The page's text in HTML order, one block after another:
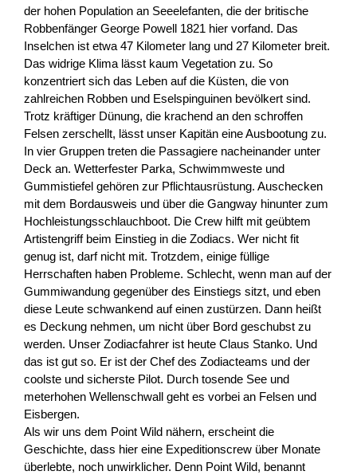
der hohen Population an Seeelefanten, die der britische
Robbenfänger George Powell 1821 hier vorfand. Das
Inselchen ist etwa 47 Kilometer lang und 27 Kilometer breit.
Das widrige Klima lässt kaum Vegetation zu. So
konzentriert sich das Leben auf die Küsten, die von
zahlreichen Robben und Eselspinguinen bevölkert sind.
Trotz kräftiger Dünung, die krachend an den schroffen
Felsen zerschellt, lässt unser Kapitän eine Ausbootung zu.
In vier Gruppen treten die Passagiere nacheinander unter
Deck an. Wetterfester Parka, Schwimmweste und
Gummistiefel gehören zur Pflichtausrüstung. Auschecken
mit dem Bordausweis und über die Gangway hinunter zum
Hochleistungsschlauchboot. Die Crew hilft mit geübtem
Artistengriff beim Einstieg in die Zodiacs. Wer nicht fit
genug ist, darf nicht mit. Trotzdem, einige füllige
Herrschaften haben Probleme. Schlecht, wenn man auf der
Gummiwandung gegenüber des Einstiegs sitzt, und eben
diese Leute schwankend auf einen zustürzen. Dann heißt
es Deckung nehmen, um nicht über Bord geschubst zu
werden. Unser Zodiacfahrer ist heute Claus Stanko. Und
das ist gut so. Er ist der Chef des Zodiacteams und der
coolste und sicherste Pilot. Durch tosende See und
meterhohen Wellenschwall geht es vorbei an Felsen und
Eisbergen.
Als wir uns dem Point Wild nähern, erscheint die
Geschichte, dass hier eine Expeditionscrew über Monate
überlebte, noch unwirklicher. Denn Point Wild, benannt